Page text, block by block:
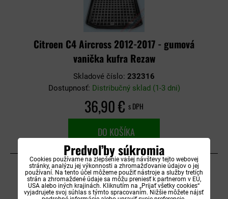
Citroen C4 Aircross 2012-2017 - gumová
vanička kufra Rezaw
Skladové číslo: 232316
Dostupnosť: Distribučný sklad (1-3 dni)
36,90 € s DPH
DO KOŠÍKA
Predvoľby súkromia
Cookies používame na zlepšenie vašej návštevy tejto webovej
stránky, analýzu jej výkonnosti a zhromažďovanie údajov o jej
používaní. Na tento účel môžeme použiť nástroje a služby tretích
strán a zhromaždené údaje sa môžu preniesť k partnerom v EÚ,
USA alebo iných krajinách. Kliknutím na „Prijať všetky cookies“
vyjadrujete svoj súhlas s týmto spracovaním. Nižšie môžete nájsť